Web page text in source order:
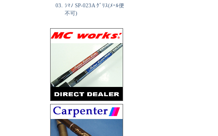
03.
ｼﾏﾉ SP-023A ｸﾞﾘｽ(ﾒｰﾙ便
不可)